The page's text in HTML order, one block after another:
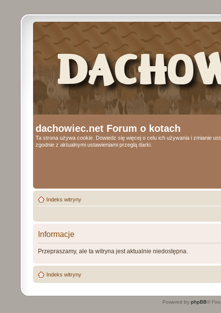
dachowiec.net Forum o kotach
Ta strona używa cookie. Dowiedz się więcej o celu ich używania i zmianie
zgodnie z aktualnymi ustawieniami przeglą darki.
Indeks witryny
Informacje
Przepraszamy, ale ta witryna jest aktualnie niedostępna.
Indeks witryny
Powered by phpBB®